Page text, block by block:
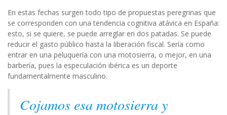
En estas fechas surgen todo tipo de propuestas peregrinas que
se corresponden con una tendencia cognitiva atávica en España:
esto, si se quiere, se puede arreglar en dos patadas. Se puede
reducir el gasto público hasta la liberación fiscal. Sería como
entrar en una peluquería con una motosierra, o mejor, en una
barbería, pues la especulación ibérica es un deporte
fundamentalmente masculino.
Cojamos esa motosierra y